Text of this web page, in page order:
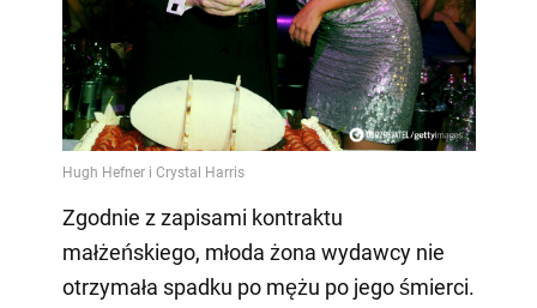
Zgodnie z zapisami kontraktu
małżeńskiego, młoda żona wydawcy nie
otrzymała spadku po mężu po jego śmierci.